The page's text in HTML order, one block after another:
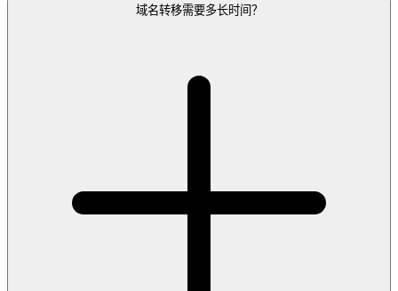
域名转移需要多长时间？